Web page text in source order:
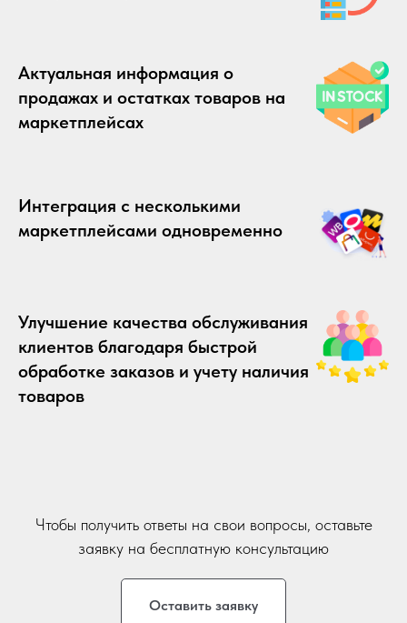
Актуальная информация о
продажах и остатках товаров на
маркетплейсах
Интеграция с несколькими
маркетплейсами одновременно
Улучшение качества обслуживания
клиентов благодаря быстрой
обработке заказов и учету наличия
товаров
Чтобы получить ответы на свои вопросы, оставьте
заявку на бесплатную консультацию
Оставить заявку